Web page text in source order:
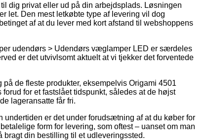
dig privat eller ud på din arbejdsplads. Løsningen
let. Den mest letkøbte type af levering vil dog
af at du lever med kort afstand til webshoppens
udendørs > Udendørs væglamper LED er særdeles
er det utvivlsomt aktuelt at vi tjekker det forventede
de fleste produkter, eksempelvis Origami 4501
for et fastslået tidspunkt, således at de højst
lageransatte får fri.
undertiden er det under forudsætning af at du køber for
form for levering, som oftest – uanset om man
din bestilling til et udleveringssted.